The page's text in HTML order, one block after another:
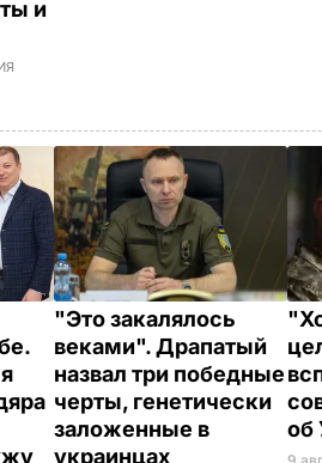
и
"Это закалялось
веками". Драпатый
назвал три победные
черты, генетически
заложенные в
украинцах
об